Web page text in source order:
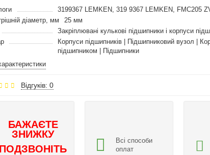
3199367 LEMKEN, 319 9367 LEMKEN, FMC205
діаметр, мм
25 мм
Закріплювані кулькові підшипники і корпуси
Корпуси підшипників | Підшипниковий вузол |
підшипником | Підшипники
Відгуків: 0
БАЖАЄТЕ
ЗНИЖКУ
ПОДЗВОНІТЬ
Всі способи
оплат